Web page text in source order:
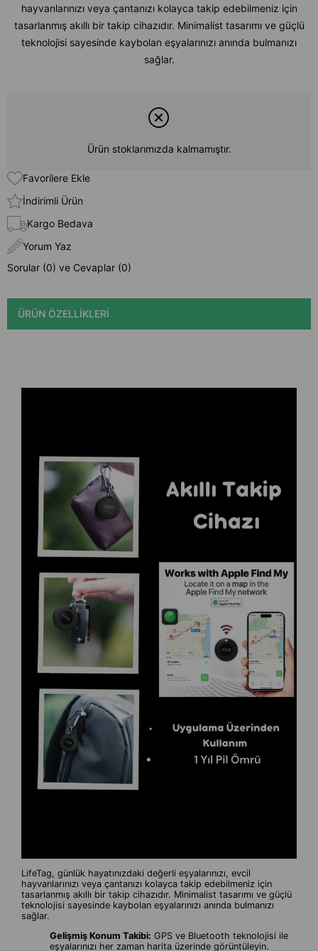
hayvanlarınızı veya çantanızı kolayca takip edebilmeniz için
tasarlanmış akıllı bir takip cihazıdır. Minimalist tasarımı ve güçlü
teknolojisi sayesinde kaybolan eşyalarınızı anında bulmanızı
sağlar.
Ürün stoklarımızda kalmamıştır.
Favorilere Ekle
İndirimli Ürün
Kargo Bedava
Yorum Yaz
Sorular (0) ve Cevaplar (0)
ÜRÜN ÖZELLIKLERI
LifeTag, günlük hayatınızdaki değerli eşyalarınızı, evcil
hayvanlarınızı veya çantanızı kolayca takip edebilmeniz için
tasarlanmış akıllı bir takip cihazıdır. Minimalist tasarımı ve güçlü
teknolojisi sayesinde kaybolan eşyalarınızı anında bulmanızı
sağlar.
Gelişmiş Konum Takibi: GPS ve Bluetooth teknolojisi ile
eşyalarınızı her zaman harita üzerinde görüntüleyin.